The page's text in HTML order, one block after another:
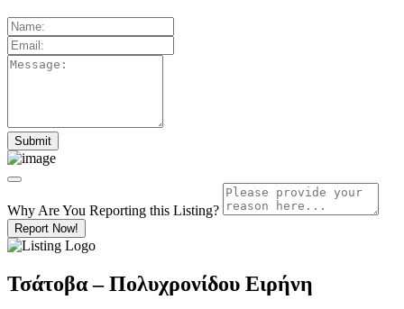
Why Are You Reporting this Listing?
Report Now!
Τσάτοβα – Πολυχρονίδου Ειρήνη